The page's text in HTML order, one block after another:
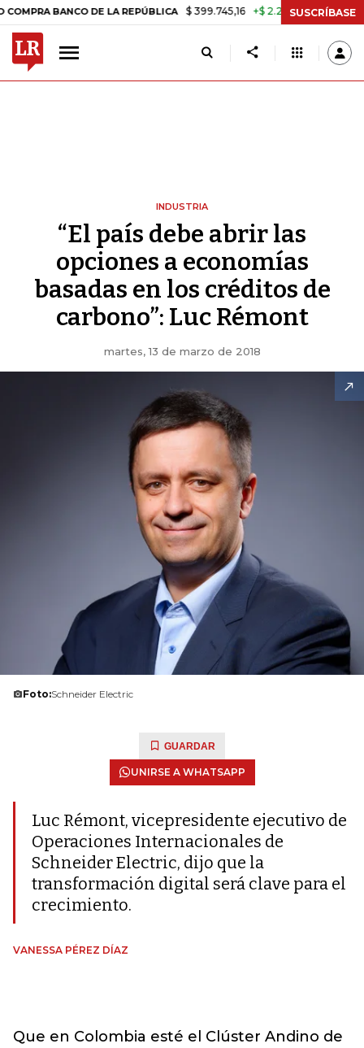
DE LA REPÚBLICA $ 399.745,16 +$ 2.295,71 +0,58% TASA DE
SUSCRÍBASE
INDUSTRIA
“El país debe abrir las
opciones a economías
basadas en los créditos de
carbono”: Luc Rémont
martes, 13 de marzo de 2018
Foto:Schneider Electric
GUARDAR
UNIRSE A WHATSAPP
Luc Rémont, vicepresidente ejecutivo de
Operaciones Internacionales de
Schneider Electric, dijo que la
transformación digital será clave para el
crecimiento.
VANESSA PÉREZ DÍAZ
Que en Colombia esté el Clúster Andino de